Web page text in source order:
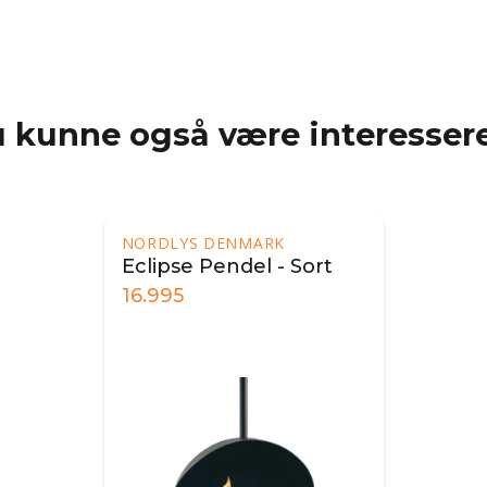
kunne også være
NORDLYS DENMARK
Eclipse Pendel - Sort
16.995